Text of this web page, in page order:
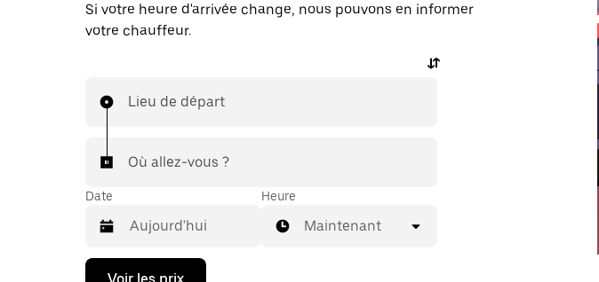
Si votre heure d'arrivée change, nous pouvons en informer
votre chauffeur.
Lieu de départ
Où allez-vous ?
Date
Appuyez
Heure
Maintenant